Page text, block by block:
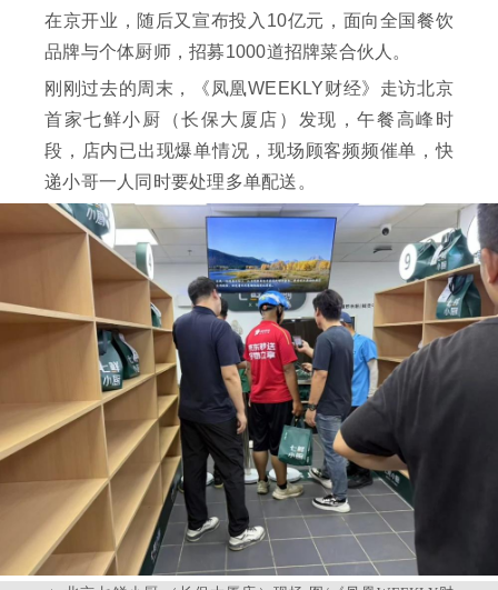
在京开业，随后又宣布投入10亿元，面向全国餐饮
品牌与个体厨师，招募1000道招牌菜合伙人。
刚刚过去的周末，《凤凰WEEKLY财经》走访北京
首家七鲜小厨（长保大厦店）发现，午餐高峰时
段，店内已出现爆单情况，现场顾客频频催单，快
递小哥一人同时要处理多单配送。